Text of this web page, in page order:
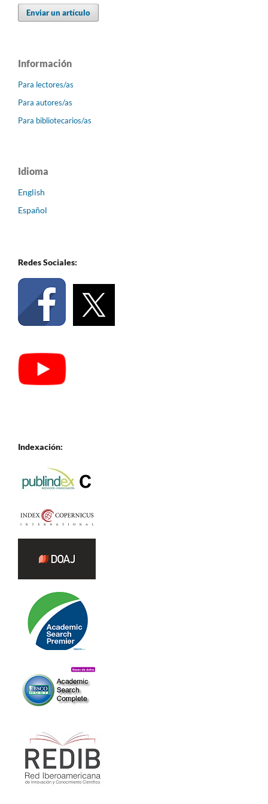
Enviar un artículo
Información
Para lectores/as
Para autores/as
Para bibliotecarios/as
Idioma
English
Español
Redes Sociales:
Indexación: